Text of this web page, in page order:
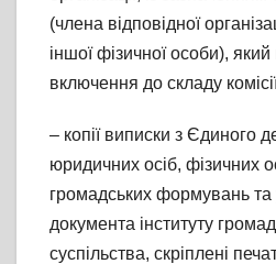
(члена відповідної
іншої фізичної особи),
включення до складу
– копії виписки з Єдиного
юридичних осіб, фізичних
громадських формувань та
документа інституту
суспільства, скріплені